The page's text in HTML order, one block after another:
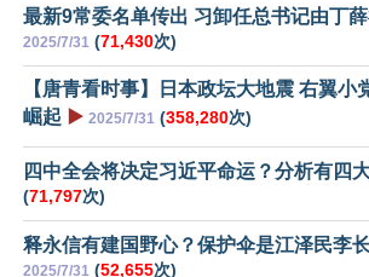
最新9常委名单传出 习卸任总书记由丁
2025/7/31 (71,430次)
【唐青看时事】日本政坛大地震 右翼小
崛起 ▶️ 2025/7/31 (358,280次)
四中全会将决定习近平命运？分析有四
(71,797次)
释永信有建国野心？保护伞是江泽民李
2025/7/31 (52,655次)